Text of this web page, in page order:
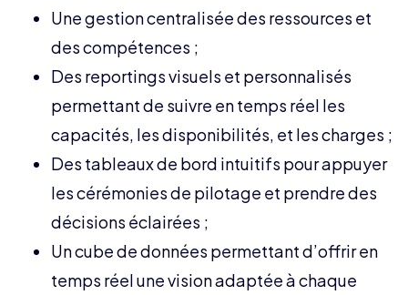
Une gestion centralisée des ressources et
des compétences ;
Des reportings visuels et personnalisés
permettant de suivre en temps réel les
capacités, les disponibilités, et les charges ;
Des tableaux de bord intuitifs pour appuyer
les cérémonies de pilotage et prendre des
décisions éclairées ;
Un cube de données permettant d’offrir en
temps réel une vision adaptée à chaque